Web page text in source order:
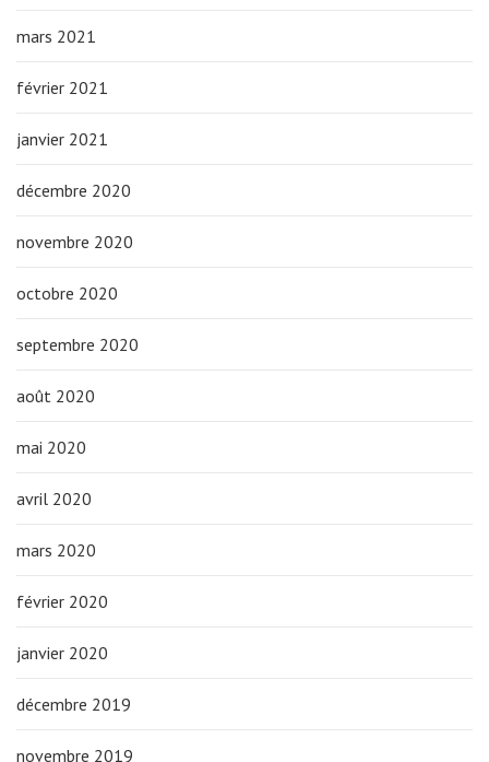
mars 2021
février 2021
janvier 2021
décembre 2020
novembre 2020
octobre 2020
septembre 2020
août 2020
mai 2020
avril 2020
mars 2020
février 2020
janvier 2020
décembre 2019
novembre 2019